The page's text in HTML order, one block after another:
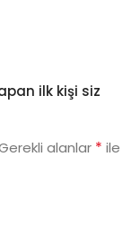
ilk kişi siz
alanlar * ile